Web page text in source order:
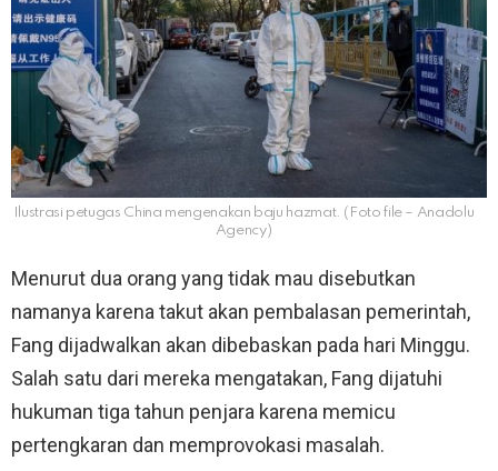
Ilustrasi petugas China mengenakan baju hazmat. (Foto file – Anadolu
Agency)
Menurut dua orang yang tidak mau disebutkan
namanya karena takut akan pembalasan pemerintah,
Fang dijadwalkan akan dibebaskan pada hari Minggu.
Salah satu dari mereka mengatakan, Fang dijatuhi
hukuman tiga tahun penjara karena memicu
pertengkaran dan memprovokasi masalah.